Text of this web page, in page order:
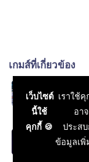
เกมส์ที่เกี่ยวข้อง
RPG,
Last Epoch
RPG,
เว็บไซต์
นี้ใช้
คุกกี้ 🍪
เราใช้
อา
ประส
ข้อมูลเพิ่